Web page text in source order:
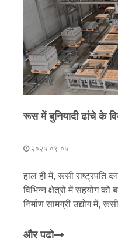
२०२५-०९-०५
हाल ही में, रूसी राष्ट्रपति
विभिन्न क्षेत्रों में सहयोग को
निर्माण सामग्री उद्योग में,
में, क्यूनफेंग मशीनरी ने एक
और पढो